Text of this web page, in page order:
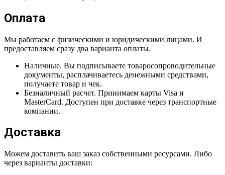
Оплата
Мы работаем с физическими и юридическими лицами. И
предоставляем сразу два варианта оплаты.
Наличные. Вы подписываете товаросопроводительные
документы, расплачиваетесь денежными средствами,
получаете товар и чек.
Безналичный расчет. Принимаем карты Visa и
MasterCard. Доступен при доставке через транспортные
компании.
Доставка
Можем доставить ваш заказ собственными ресурсами. Либо
через варианты доставки: